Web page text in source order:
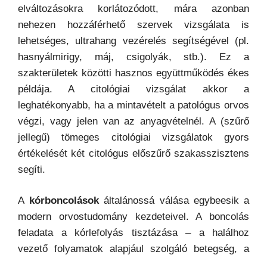
elváltozásokra korlátozódott, mára azonban
nehezen hozzáférhető szervek vizsgálata is
lehetséges, ultrahang vezérelés segítségével (pl.
hasnyálmirigy, máj, csigolyák, stb.). Ez a
szakterületek közötti hasznos együttműködés ékes
példája. A citológiai vizsgálat akkor a
leghatékonyabb, ha a mintavételt a patológus orvos
végzi, vagy jelen van az anyagvételnél. A (szűrő
jellegű) tömeges citológiai vizsgálatok gyors
értékelését két citológus előszűrő szakasszisztens
segíti.
Akórboncolásokáltalánossá válása egybeesik a
modern orvostudomány kezdeteivel. A boncolás
feladata a kórlefolyás tisztázása – a halálhoz
vezető folyamatok alapjául szolgáló betegség, a